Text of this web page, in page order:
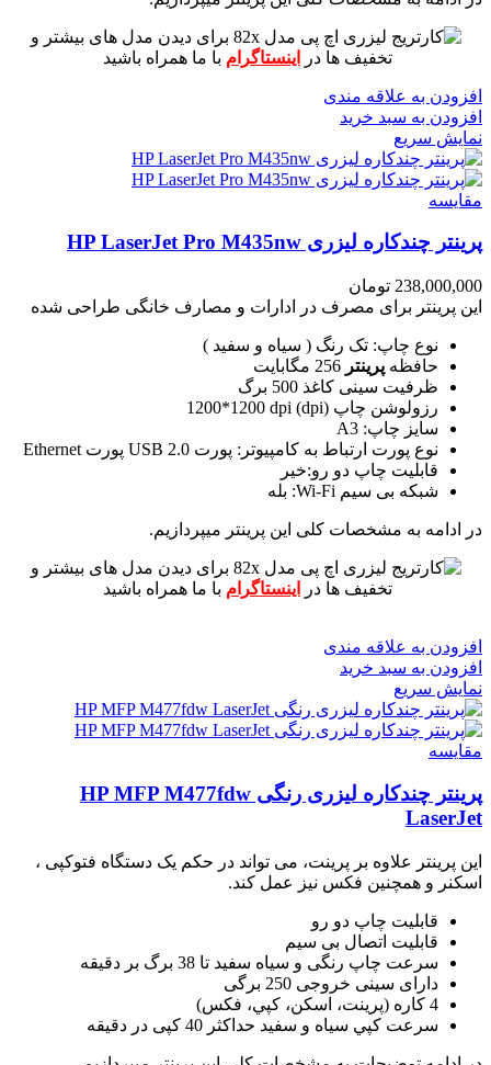
برای دیدن مدل های بیشتر و
تخفیف ها در
اینستاگرام با ما همراه باشید
افزودن به علاقه مندی
افزودن به سبد خرید
نمایش سریع
مقايسه
پرینتر چندکاره لیزری HP LaserJet Pro M435nw
238,000,000 تومان
این پرینتر برای مصرف در ادارات و مصارف خانگی طراحی شده
نوع چاپ: تک رنگ ( سیاه و سفید )
حافظه پرینتر
ظرفیت سینی کاغذ 500 برگ
رزولوشن چاپ (dpi) 1200*1200 dpi
سایز چاپ: A3
نوع پورت ارتباط به کامپیوتر: پورت USB 2.0 پورت Ethernet
قابلیت چاپ دو رو:خیر
شبکه بی سیم Wi-Fi: بله
در ادامه به مشخصات کلی این پرینتر میپردازیم.
برای دیدن مدل های بیشتر و
تخفیف ها در
اینستاگرام با ما همراه باشید
افزودن به علاقه مندی
افزودن به سبد خرید
نمایش سریع
مقايسه
پرینتر چندکاره لیزری رنگی HP MFP M477fdw
LaserJet
این پرینتر علاوه بر پرینت، می تواند در حکم یک دستگاه فتوکپی ،
اسکنر و همچنین فکس نیز عمل کند.
قابلیت چاپ دو رو
قابلیت اتصال بی سیم
سرعت چاپ رنگی و سیاه سفید تا 38 برگ بر دقیقه
دارای سینی خروجی 250 برگی
4 کاره (پرينت، اسکن، کپي، فکس)
سرعت کپي سياه و سفيد حداکثر 40 کپی در دقیقه